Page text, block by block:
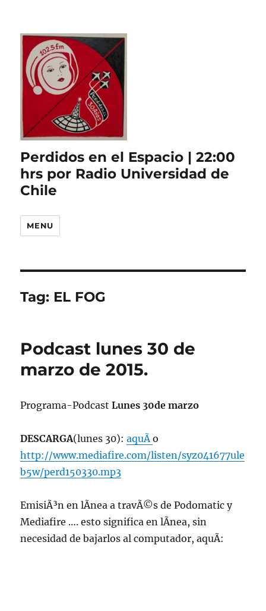
Perdidos en el Espacio | 22:00
hrs por Radio Universidad de
Chile
MENU
Tag: EL FOG
Podcast lunes 30 de
marzo de 2015.
Programa-PodcastLunes 30de marzo
DESCARGA(lunes 30):aquÃ­o
http://www.mediafire.com/listen/syz041677ule
b5w/perd150330.mp3
EmisiÃ³n en lÃ­nea a travÃ©s de Podomatic y
Mediafire …. esto significa en lÃ­nea, sin
necesidad de bajarlos al computador, aquÃ­: